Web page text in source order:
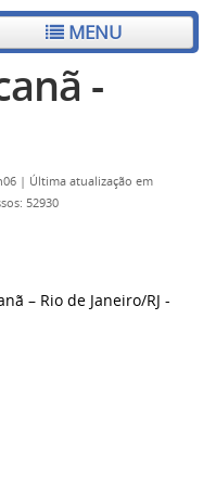
MENU
-
| Última atualização em
52930
– Rio de Janeiro/RJ -